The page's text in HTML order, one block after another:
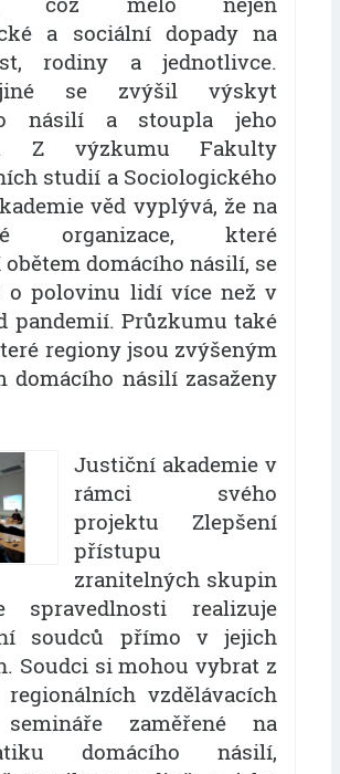
a sociální dopady na
rodiny a jednotlivce.
se zvýšil výskyt
násilí a stoupla jeho
Z výzkumu Fakulty
studií a Sociologického
věd vyplývá, že na
organizace, které
domácího násilí, se
o polovinu lidí více než v
pandemií. Průzkumu také
regiony jsou zvýšeným
domácího násilí zasaženy
Justiční akademie v
rámci svého
projektu Zlepšení
přístupu
zranitelných skupin
spravedlnosti realizuje
soudců přímo v jejich
Soudci si mohou vybrat z
regionálních vzdělávacích
zaměřené na
domácího násilí,